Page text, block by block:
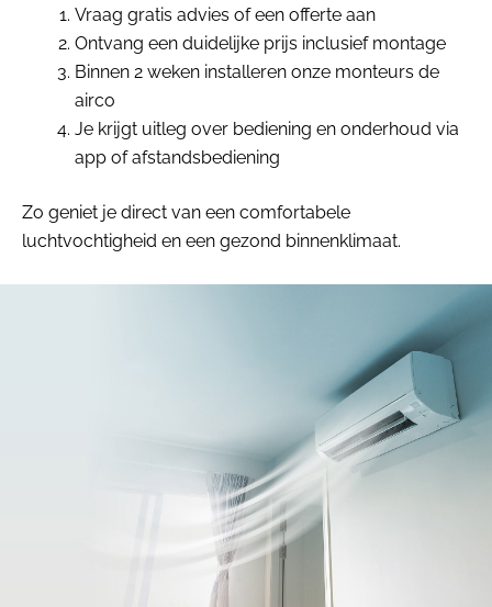
Vraag gratis advies of een offerte aan
Ontvang een duidelijke prijs inclusief montage
Binnen 2 weken installeren onze monteurs de
airco
Je krijgt uitleg over bediening en onderhoud via
app of afstandsbediening
Zo geniet je direct van een comfortabele
luchtvochtigheid en een gezond binnenklimaat.